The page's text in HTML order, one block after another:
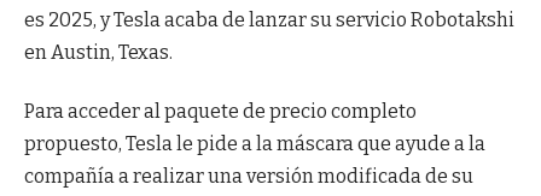
es 2025, y Tesla acaba de lanzar su servicio Robotakshi
en Austin, Texas.
Para acceder al paquete de precio completo
propuesto, Tesla le pide a la máscara que ayude a la
compañía a realizar una versión modificada de su